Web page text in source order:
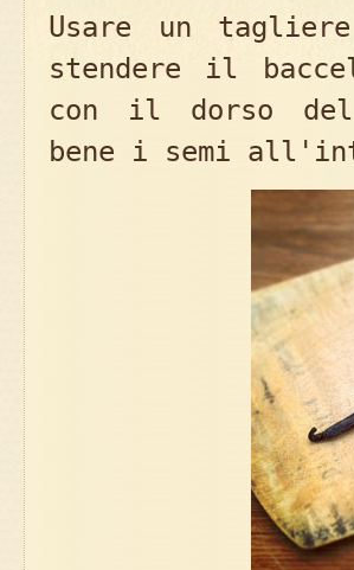
Usare un
stendere il
con il dorso
bene i semi